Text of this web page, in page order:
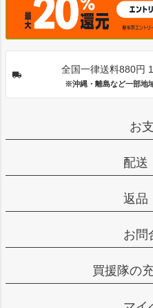
全国一律送料880円
※沖縄・離島など一部
お
配送
返品
お問
買援隊の